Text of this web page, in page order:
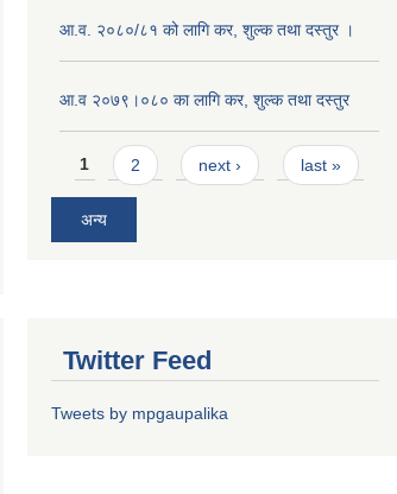
आ.व. २०८०/८१ को लागि कर, शुल्क तथा दस्तुर ।
आ.व २०७९।०८० का लागि कर, शुल्क तथा दस्तुर
Pages
1 2 next › last »
अन्य
Twitter Feed
Tweets by mpgaupalika